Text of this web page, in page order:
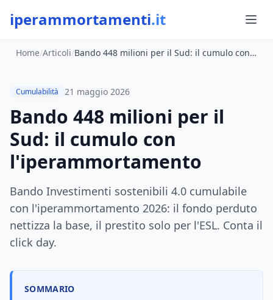
iperammortamenti.it
Home/Articoli/ Bando 448 milioni per il Sud: il cumulo con l'iperammortamento
Cumulabilità 21 maggio 2026
Bando 448 milioni per il
Sud: il cumulo con
l'iperammortamento
Bando Investimenti sostenibili 4.0 cumulabile
con l'iperammortamento 2026: il fondo perduto
nettizza la base, il prestito solo per l'ESL. Conta il
click day.
SOMMARIO